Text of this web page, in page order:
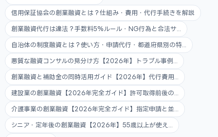
信用保証協会の創業融資とは？仕組み・費用・代行手続きを解説
創業融資代行は違法？手数料5%ルール・NG行為と合法サ...
自治体の制度融資とは？使い方・申請代行・都道府県別の特...
悪質な融資コンサルの見分け方【2026年】トラブル事例...
創業融資と補助金の同時活用ガイド【2026年】代行費用...
建設業の創業融資【2026年完全ガイド】許可取得前後の...
介護事業の創業融資【2026年完全ガイド】指定申請と並...
シニア・定年後の創業融資【2026年】55歳以上が使え...